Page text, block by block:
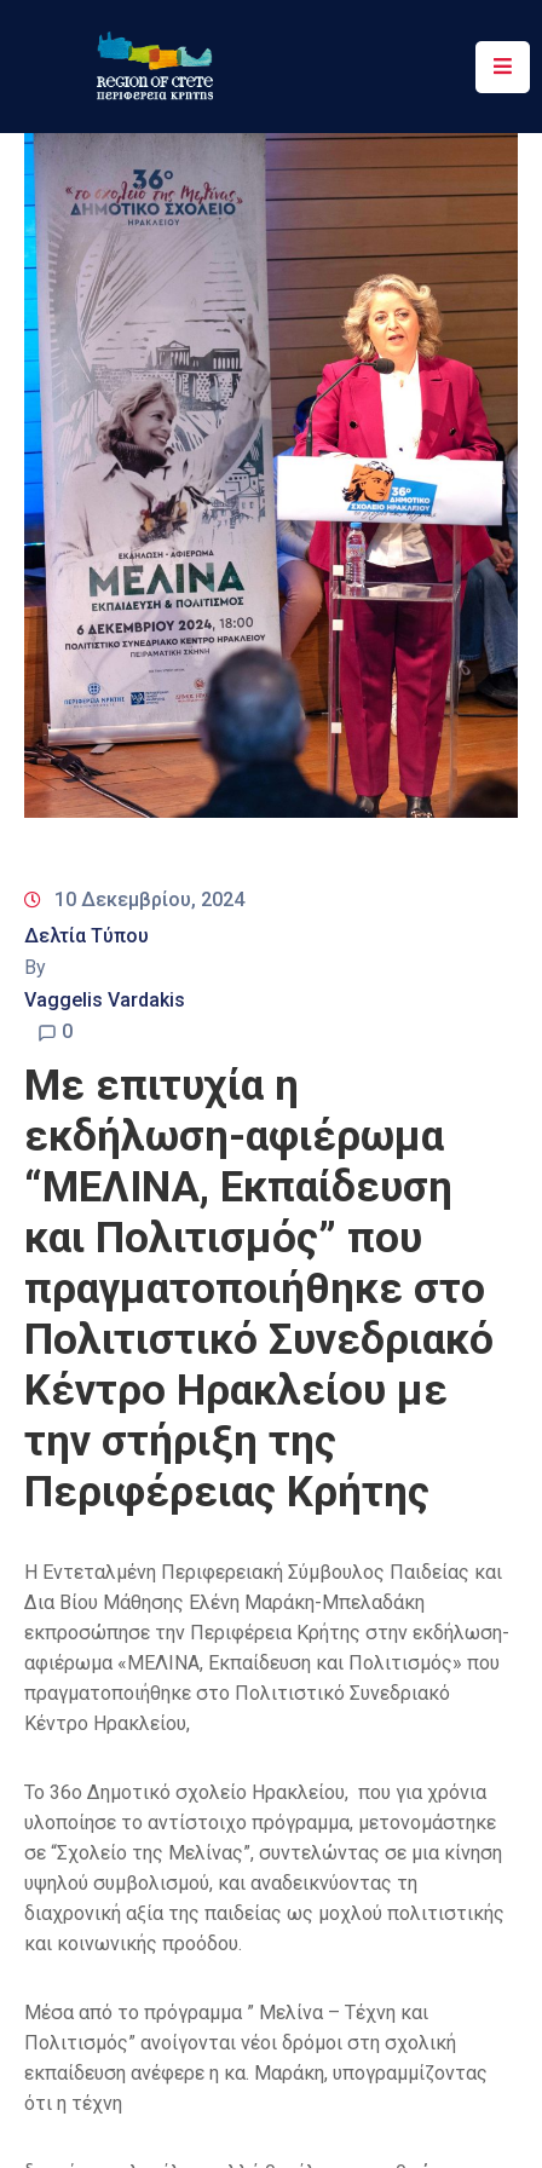
Περιφέρεια
Ενημέρωση
Έργα
&
Δράσεις
Ψηφιακές
Υπηρεσίες
Επικοινωνία
10 Δεκεμβρίου, 2024
Δελτία Τύπου
By
Vaggelis Vardakis
0
Με επιτυχία η
εκδήλωση-αφιέρωμα
“ΜΕΛΙΝΑ, Εκπαίδευση
και Πολιτισμός” που
πραγματοποιήθηκε στο
Πολιτιστικό Συνεδριακό
Κέντρο Ηρακλείου με
την στήριξη της
Περιφέρειας Κρήτης
Η Εντεταλμένη Περιφερειακή Σύμβουλος Παιδείας και
Δια Βίου Μάθησης Ελένη Μαράκη-Μπελαδάκη
εκπροσώπησε την Περιφέρεια Κρήτης στην εκδήλωση-
αφιέρωμα «ΜΕΛΙΝΑ, Εκπαίδευση και Πολιτισμός» που
πραγματοποιήθηκε στο Πολιτιστικό Συνεδριακό
Κέντρο Ηρακλείου,
Το 36ο Δημοτικό σχολείο Ηρακλείου, που για χρόνια
υλοποίησε το αντίστοιχο πρόγραμμα, μετονομάστηκε
σε “Σχολείο της Μελίνας”, συντελώντας σε μια κίνηση
υψηλού συμβολισμού, και αναδεικνύοντας τη
διαχρονική αξία της παιδείας ως μοχλού πολιτιστικής
και κοινωνικής προόδου.
Μέσα από το πρόγραμμα ” Μελίνα – Τέχνη και
Πολιτισμός” ανοίγονται νέοι δρόμοι στη σχολική
εκπαίδευση ανέφερε η κα. Μαράκη, υπογραμμίζοντας
ότι η τέχνη